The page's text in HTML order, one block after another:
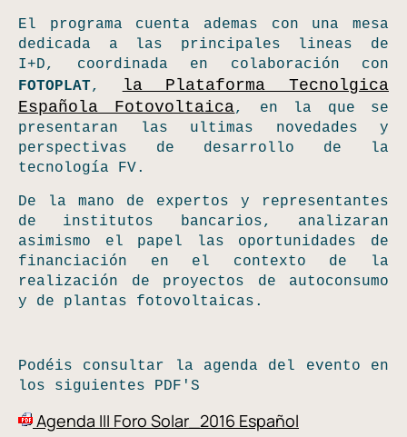
El programa cuenta ademas con una mesa
dedicada a las principales lineas de
I+D, coordinada en colaboración con
FOTOPLAT,
la Plataforma Tecnolgica
Española Fotovoltaica, en la que se
presentaran las ultimas novedades y
perspectivas de desarrollo de la
tecnología FV.
De la mano de expertos y representantes
de institutos bancarios, analizaran
asimismo el papel las oportunidades de
financiación en el contexto de la
realización de proyectos de autoconsumo
y de plantas fotovoltaicas.
Podéis consultar la agenda del evento en
los siguientes PDF'S
Agenda III Foro Solar_2016 Español